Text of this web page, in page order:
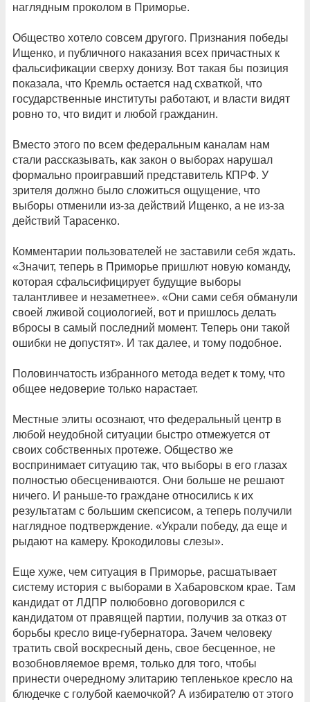
наглядным проколом в Приморье.
Общество хотело совсем другого. Признания победы
Ищенко, и публичного наказания всех причастных к
фальсификации сверху донизу. Вот такая бы позиция
показала, что Кремль остается над схваткой, что
государственные институты работают, и власти видят
ровно то, что видит и любой гражданин.
Вместо этого по всем федеральным каналам нам
стали рассказывать, как закон о выборах нарушал
формально проигравший представитель КПРФ. У
зрителя должно было сложиться ощущение, что
выборы отменили из-за действий Ищенко, а не из-за
действий Тарасенко.
Комментарии пользователей не заставили себя ждать.
«Значит, теперь в Приморье пришлют новую команду,
которая сфальсифицирует будущие выборы
талантливее и незаметнее». «Они сами себя обманули
своей лживой социологией, вот и пришлось делать
вбросы в самый последний момент. Теперь они такой
ошибки не допустят». И так далее, и тому подобное.
Половинчатость избранного метода ведет к тому, что
общее недоверие только нарастает.
Местные элиты осознают, что федеральный центр в
любой неудобной ситуации быстро отмежуется от
своих собственных протеже. Общество же
воспринимает ситуацию так, что выборы в его глазах
полностью обесцениваются. Они больше не решают
ничего. И раньше-то граждане относились к их
результатам с большим скепсисом, а теперь получили
наглядное подтверждение. «Украли победу, да еще и
рыдают на камеру. Крокодиловы слезы».
Еще хуже, чем ситуация в Приморье, расшатывает
систему история с выборами в Хабаровском крае. Там
кандидат от ЛДПР полюбовно договорился с
кандидатом от правящей партии, получив за отказ от
борьбы кресло вице-губернатора. Зачем человеку
тратить свой воскресный день, свое бесценное, не
возобновляемое время, только для того, чтобы
принести очередному элитарию тепленькое кресло на
блюдечке с голубой каемочкой? А избирателю от этого